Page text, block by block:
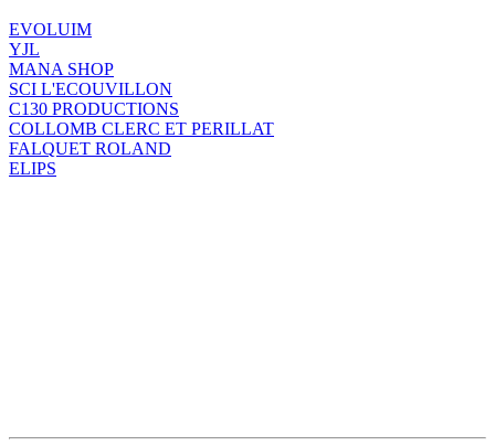
EVOLUIM
YJL
MANA SHOP
SCI L'ECOUVILLON
C130 PRODUCTIONS
COLLOMB CLERC ET PERILLAT
FALQUET ROLAND
ELIPS